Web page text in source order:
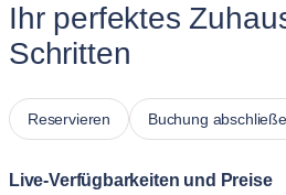
Ihr perfektes
Schritten
Reservieren Buchung
Live-Verfügbarkeiten und Preise